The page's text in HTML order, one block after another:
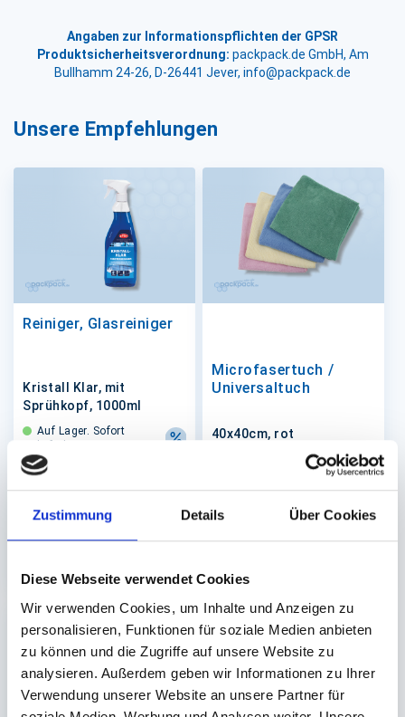
Zustimmung Details Über Cookies
Diese Webseite verwendet Cookies
Wir verwenden Cookies, um Inhalte und Anzeigen zu
personalisieren, Funktionen für soziale Medien anbieten
zu können und die Zugriffe auf unsere Website zu
analysieren. Außerdem geben wir Informationen zu Ihrer
Verwendung unserer Website an unsere Partner für
Angaben zur Informationspflichten der GPSR
Produktsicherheitsverordnung: packpack.de GmbH, Am
Bullhamm 24-26, D-26441 Jever, info@packpack.de
Unsere Empfehlungen
Reiniger, Glasreiniger
Kristall Klar, mit
Sprühkopf, 1000ml
Auf Lager. Sofort
1 St.
In den Warenkorb
Microfasertuch /
Universaltuch
40x40cm, rot
lieferbar.
12,00 €